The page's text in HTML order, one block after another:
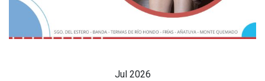
Jul 2026